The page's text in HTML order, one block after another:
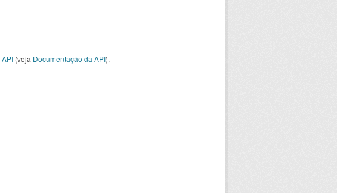
API (veja Documentação da API).